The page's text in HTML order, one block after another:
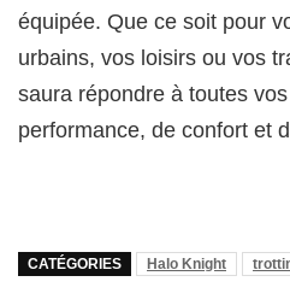
équipée. Que ce soit pour
urbains, vos loisirs ou vos
saura répondre à toutes
performance, de confort et
CATÉGORIES Halo Knight